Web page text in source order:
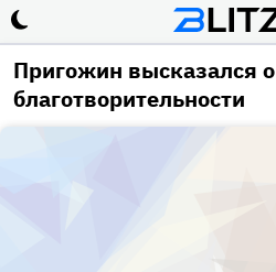
Пригожин высказался о
благотворительности